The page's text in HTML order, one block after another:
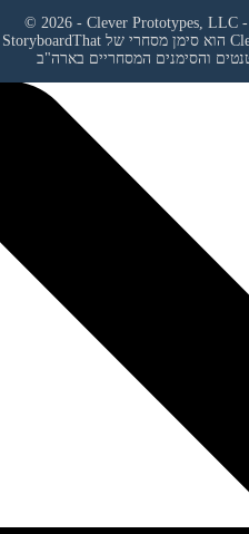
והסימנים המסחריים בארה"ב